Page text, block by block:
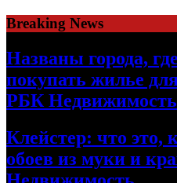
Skip
to
content
Breaking News
Названы города,
покупать жилье
РБК Недвижимость
Клейстер: что это,
обоев из муки и